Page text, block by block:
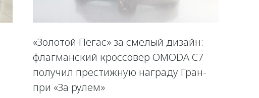
«Золотой Пегас» за смелый дизайн:
флагманский кроссовер OMODA C7
получил престижную награду Гран-
при «За рулем»